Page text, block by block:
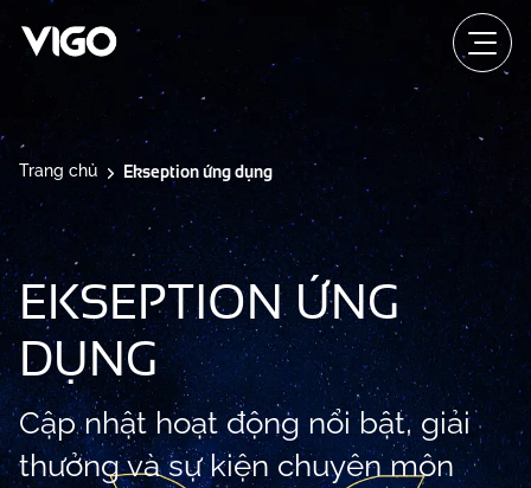
Trang chủ Ekseption ứng dụng
EKSEPTION ỨNG
DỤNG
Cập nhật hoạt động nổi bật, giải
thưởng và sự kiện chuyên môn